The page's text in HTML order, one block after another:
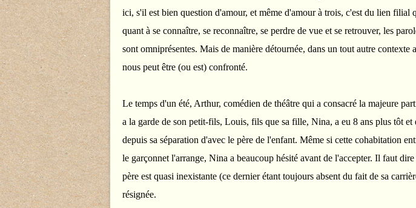
ici, s'il est bien question d'amour, et même d'amour à trois, c'est du lien filial
quant à se connaître, se reconnaître, se perdre de vue et se retrouver, les
sont omniprésentes. Mais de manière détournée, dans un tout autre contexte
nous peut être (ou est) confronté.
Le temps d'un été, Arthur, comédien de théâtre qui a consacré la majeure
a la garde de son petit-fils, Louis, fils que sa fille, Nina, a eu 8 ans plus tôt et
depuis sa séparation d'avec le père de l'enfant. Même si cette cohabitation
le garçonnet l'arrange, Nina a beaucoup hésité avant de l'accepter. Il faut
père est quasi inexistante (ce dernier étant toujours absent du fait de sa
résignée.